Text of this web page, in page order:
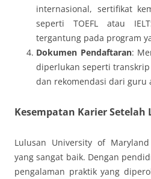
internasional, sertifikat
seperti TOEFL atau
tergantung pada program
Dokumen Pendaftaran:
diperlukan seperti
dan rekomendasi dari guru
Kesempatan Karier Setelah
Lulusan University of
yang sangat baik. Dengan
pengalaman praktik yang